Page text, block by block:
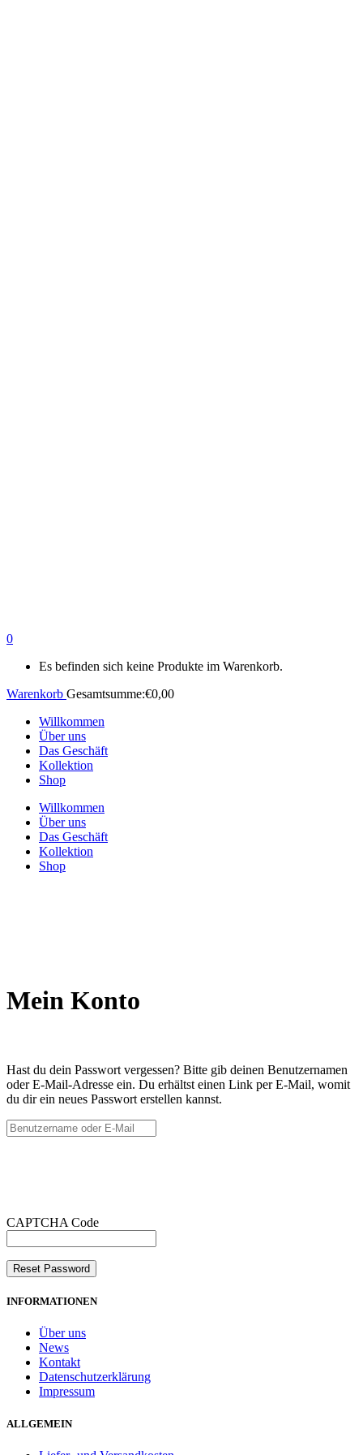
0
Es befinden sich keine Produkte im Warenkorb.
Warenkorb Gesamtsumme:€0,00
Willkommen
Über uns
Das Geschäft
Kollektion
Shop
Willkommen
Über uns
Das Geschäft
Kollektion
Shop
Mein Konto
Hast du dein Passwort vergessen? Bitte gib deinen Benutzernamen
oder E-Mail-Adresse ein. Du erhältst einen Link per E-Mail, womit
du dir ein neues Passwort erstellen kannst.
CAPTCHA Code
INFORMATIONEN
Über uns
News
Kontakt
Datenschutzerklärung
Impressum
ALLGEMEIN